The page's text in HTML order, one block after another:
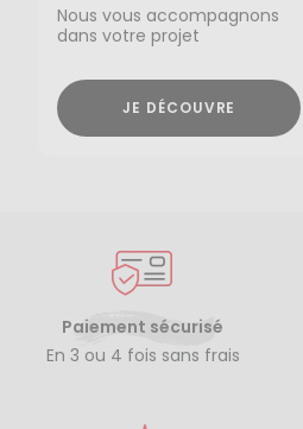
Nous vous accompagnons
dans votre projet
JE DÉCOUVRE
Paiement sécurisé
En 3 ou 4 fois sans frais